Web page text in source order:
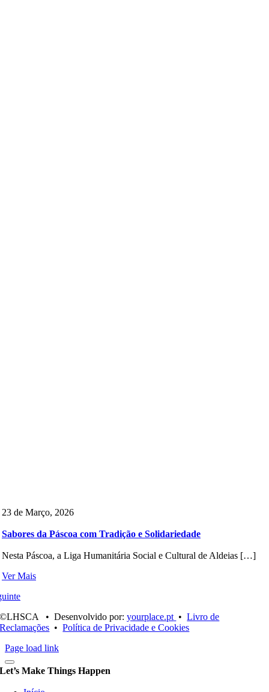
23 de Março, 2026
Sabores da Páscoa com Tradição e Solidariedade
Nesta Páscoa, a Liga Humanitária Social e Cultural de Aldeias […]
Ver Mais
©LHSCA • Desenvolvido por:yourplace.pt •Livro de
Reclamações •Política de Privacidade e Cookies
Page load link
Let’s Make Things Happen